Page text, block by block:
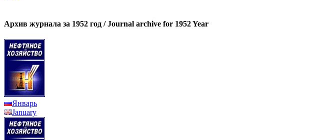
Архив журнала за 1952 год / Journal archive for 1952 Year
Январь
January